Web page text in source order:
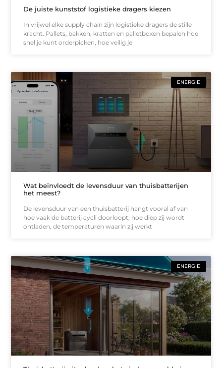
De juiste kunststof logistieke dragers kiezen
In vrijwel elke supply chain zijn logistieke dragers de stille
kracht. Pallets, bakken, kratten en palletboxen bepalen hoe
snel je kunt orderpicken, hoe veilig je
ENERGIE
Wat beïnvloedt de levensduur van thuisbatterijen
het meest?
De levensduur van een thuisbatterij hangt vooral af van
hoe vaak de batterij cycli doorloopt, hoe diep zij wordt
ontladen, de temperaturen waarin zij werkt
ENERGIE